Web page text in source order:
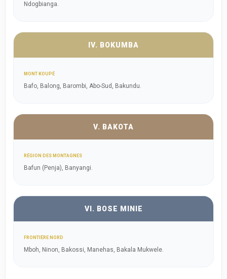
Ndogbianga.
IV. BOKUMBA
MONT KOUPÉ
Bafo, Balong, Barombi, Abo-Sud, Bakundu.
V. BAKOTA
RÉGION DES MONTAGNES
Bafun (Penja), Banyangi.
VI. BOSE MINIE
FRONTIÈRE NORD
Mboh, Ninon, Bakossi, Manehas, Bakala Mukwele.